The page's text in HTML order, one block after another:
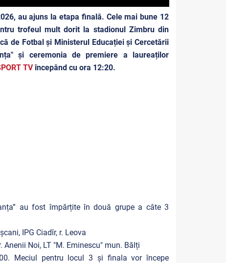
au ajuns la etapa finală. Cele mai bune 12
trofeul mult dorit la stadionul Zimbru din
de Fotbal și Ministerul Educației și Cercetării
și ceremonia de premiere a laureaților
TVîncepând cu ora 12:20.
au fost împărțite în două grupe a câte 3
IPG Ciadîr, r. Leova
Anenii Noi, LT "M. Eminescu" mun. Bălți
Meciul pentru locul 3 și finala vor începe